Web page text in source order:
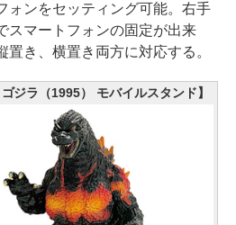
ンをセッティング可能。右手
スマートフォンの固定が出来
置き、横置き両方に対応する。
ジラ（1995） モバイルスタンド】